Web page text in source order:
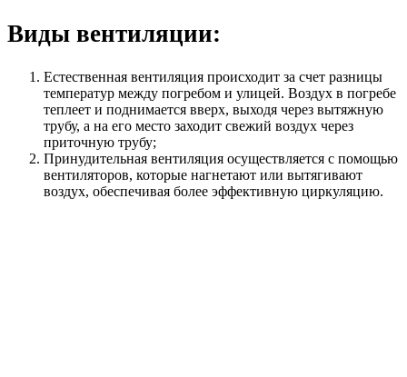
Виды вентиляции:
Естественная вентиляция происходит за счет разницы
температур между погребом и улицей. Воздух в погребе
теплеет и поднимается вверх, выходя через вытяжную
трубу, а на его место заходит свежий воздух через
приточную трубу;
Принудительная вентиляция осуществляется с помощью
вентиляторов, которые нагнетают или вытягивают
воздух, обеспечивая более эффективную циркуляцию.